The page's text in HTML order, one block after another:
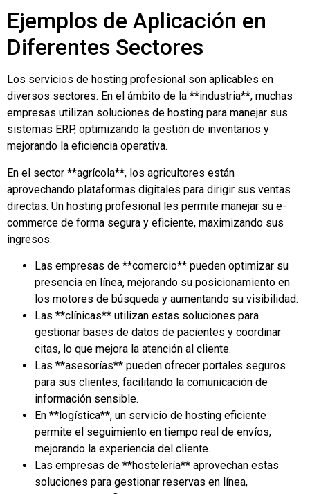
Ejemplos de Aplicación en
Diferentes Sectores
Los servicios de hosting profesional son aplicables en
diversos sectores. En el ámbito de la **industria**, muchas
empresas utilizan soluciones de hosting para manejar sus
sistemas ERP, optimizando la gestión de inventarios y
mejorando la eficiencia operativa.
En el sector **agrícola**, los agricultores están
aprovechando plataformas digitales para dirigir sus ventas
directas. Un hosting profesional les permite manejar su e-
commerce de forma segura y eficiente, maximizando sus
ingresos.
Las empresas de **comercio** pueden optimizar su
presencia en línea, mejorando su posicionamiento en
los motores de búsqueda y aumentando su visibilidad.
Las **clínicas** utilizan estas soluciones para
gestionar bases de datos de pacientes y coordinar
citas, lo que mejora la atención al cliente.
Las **asesorías** pueden ofrecer portales seguros
para sus clientes, facilitando la comunicación de
información sensible.
En **logística**, un servicio de hosting eficiente
permite el seguimiento en tiempo real de envíos,
mejorando la experiencia del cliente.
Las empresas de **hostelería** aprovechan estas
soluciones para gestionar reservas en línea,